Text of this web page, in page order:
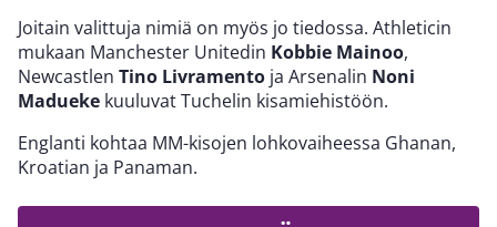
Joitain valittuja nimiä on myös jo tiedossa. Athleticin
mukaan Manchester Unitedin Kobbie Mainoo,
Newcastlen Tino Livramento ja Arsenalin Noni
Madueke kuuluvat Tuchelin kisamiehistöön.
Englanti kohtaa MM-kisojen lohkovaiheessa Ghanan,
Kroatian ja Panaman.